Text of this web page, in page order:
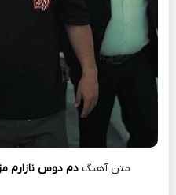
متن آهنگ دم دوس نازارم